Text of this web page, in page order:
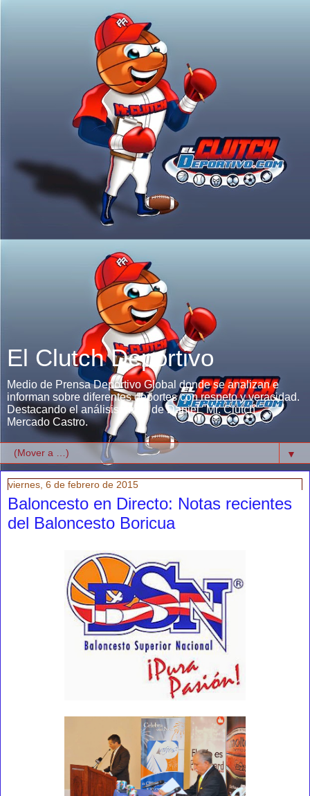
El Clutch Deportivo
Medio de Prensa Deportivo Global donde se analizan e
informan sobre diferentes deportes con respeto y veracidad.
Destacando el análisis único de Daniel "Mr. Clutch"
Mercado Castro.
▼
viernes, 6 de febrero de 2015
Baloncesto en Directo: Notas recientes
del Baloncesto Boricua